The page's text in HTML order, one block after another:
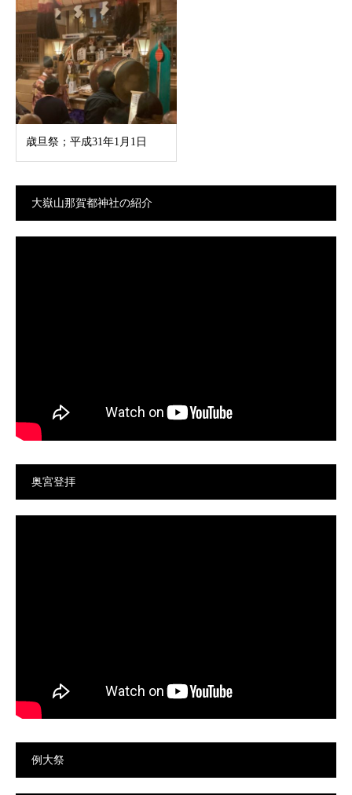
歳旦祭；平成31年1月1日
大嶽山那賀都神社の紹介
奥宮登拝
例大祭